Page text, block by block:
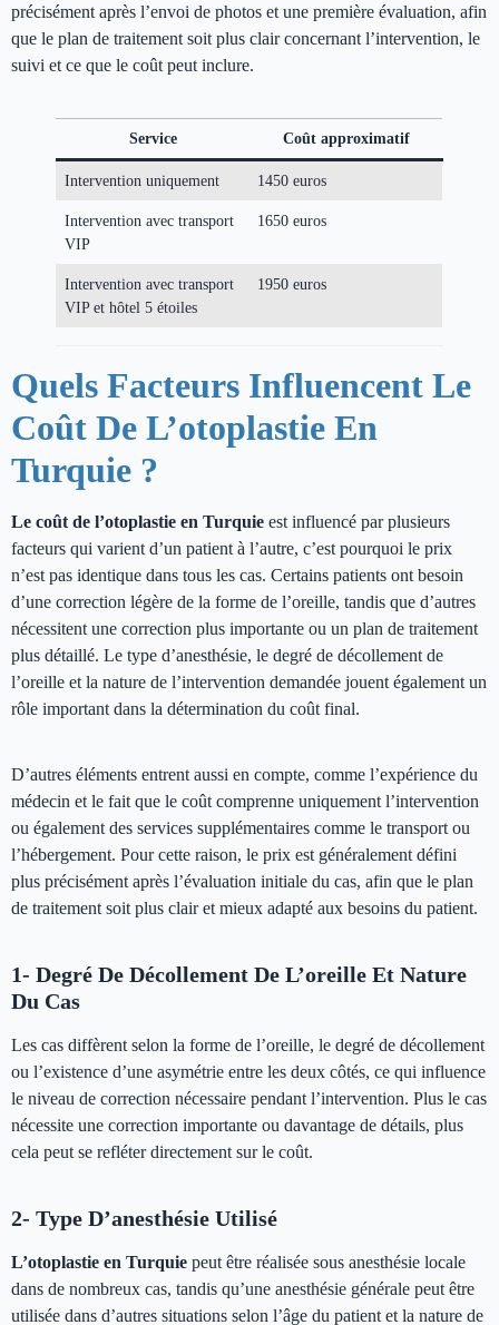
précisément après l’envoi de photos et une première évaluation, afin
que le plan de traitement soit plus clair concernant l’intervention, le
suivi et ce que le coût peut inclure.
Service Coût approximatif
Intervention uniquement 1450 euros
Intervention avec transport
VIP
1650 euros
Intervention avec transport
VIP et hôtel 5 étoiles
1950 euros
Quels Facteurs Influencent Le
Coût De L’otoplastie En
Turquie ?
Le coût de l’otoplastie en Turquie est influencé par plusieurs
facteurs qui varient d’un patient à l’autre, c’est pourquoi le prix
n’est pas identique dans tous les cas. Certains patients ont besoin
d’une correction légère de la forme de l’oreille, tandis que d’autres
nécessitent une correction plus importante ou un plan de traitement
plus détaillé. Le type d’anesthésie, le degré de décollement de
l’oreille et la nature de l’intervention demandée jouent également un
rôle important dans la détermination du coût final.
D’autres éléments entrent aussi en compte, comme l’expérience du
médecin et le fait que le coût comprenne uniquement l’intervention
ou également des services supplémentaires comme le transport ou
l’hébergement. Pour cette raison, le prix est généralement défini
plus précisément après l’évaluation initiale du cas, afin que le plan
de traitement soit plus clair et mieux adapté aux besoins du patient.
1- Degré De Décollement De L’oreille Et Nature
Du Cas
Les cas diffèrent selon la forme de l’oreille, le degré de décollement
ou l’existence d’une asymétrie entre les deux côtés, ce qui influence
le niveau de correction nécessaire pendant l’intervention. Plus le cas
nécessite une correction importante ou davantage de détails, plus
cela peut se refléter directement sur le coût.
2- Type D’anesthésie Utilisé
L’otoplastie en Turquie peut être réalisée sous anesthésie locale
dans de nombreux cas, tandis qu’une anesthésie générale peut être
utilisée dans d’autres situations selon l’âge du patient et la nature de